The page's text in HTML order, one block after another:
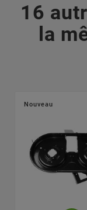
16
la
Nouveau